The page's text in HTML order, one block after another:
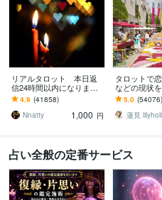
リアルタロット 本日返
信24時間以内になります
❤︎タイトルをご確認くださ
い❤︎
4.9 (41858)
Nnatty
1,000 円
タロットで
などの現状
アドバイスも
届けします
ください♡
5.0 (54076)
蓮見
占い全般の定番サービス